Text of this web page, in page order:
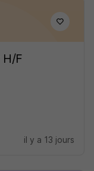
H/F
il y a 13 jours